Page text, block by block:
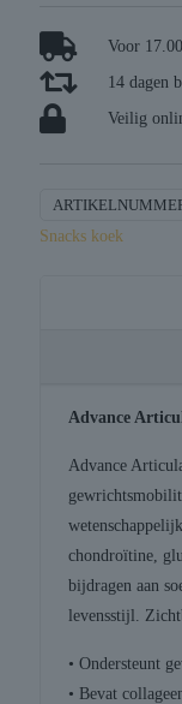
Voor
14 dagen
Veilig
Snacks koek
Advance
Advance
chondroïtine,
bijdragen aan
levensstijl.
• Ondersteunt
• Bevat